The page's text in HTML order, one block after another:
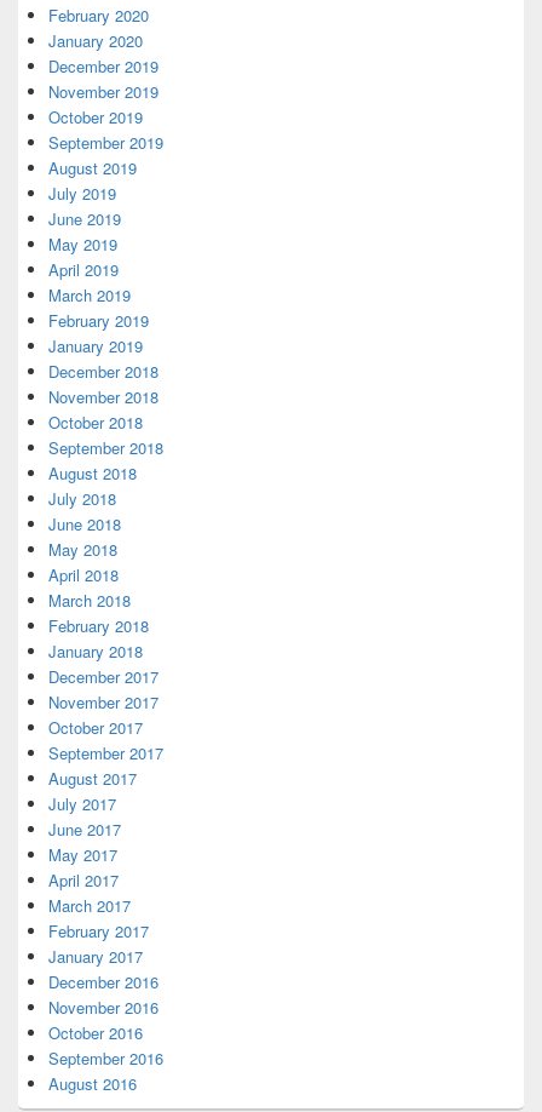
February 2020
January 2020
December 2019
November 2019
October 2019
September 2019
August 2019
July 2019
June 2019
May 2019
April 2019
March 2019
February 2019
January 2019
December 2018
November 2018
October 2018
September 2018
August 2018
July 2018
June 2018
May 2018
April 2018
March 2018
February 2018
January 2018
December 2017
November 2017
October 2017
September 2017
August 2017
July 2017
June 2017
May 2017
April 2017
March 2017
February 2017
January 2017
December 2016
November 2016
October 2016
September 2016
August 2016